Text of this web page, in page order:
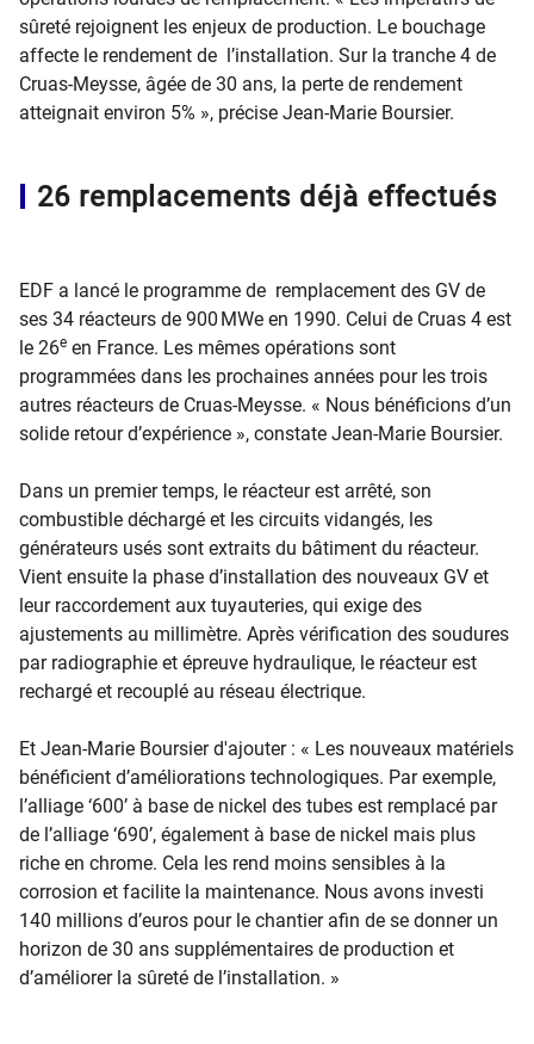
sûreté rejoignent les enjeux de production. Le bouchage
affecte le rendement de l’installation. Sur la tranche 4 de
Cruas-Meysse, âgée de 30 ans, la perte de rendement
atteignait environ 5% », précise Jean-Marie Boursier.
26 remplacements déjà effectués
EDF a lancé le programme de remplacement des GV de
ses 34 réacteurs de 900 MWe en 1990. Celui de Cruas 4 est
le 26e en France. Les mêmes opérations sont
programmées dans les prochaines années pour les trois
autres réacteurs de Cruas-Meysse. « Nous bénéficions d’un
solide retour d’expérience », constate Jean-Marie Boursier.
Dans un premier temps, le réacteur est arrêté, son
combustible déchargé et les circuits vidangés, les
générateurs usés sont extraits du bâtiment du réacteur.
Vient ensuite la phase d’installation des nouveaux GV et
leur raccordement aux tuyauteries, qui exige des
ajustements au millimètre. Après vérification des soudures
par radiographie et épreuve hydraulique, le réacteur est
rechargé et recouplé au réseau électrique.
Et Jean-Marie Boursier d'ajouter : « Les nouveaux matériels
bénéficient d’améliorations technologiques. Par exemple,
l’alliage ‘600’ à base de nickel des tubes est remplacé par
de l’alliage ‘690’, également à base de nickel mais plus
riche en chrome. Cela les rend moins sensibles à la
corrosion et facilite la maintenance. Nous avons investi
140 millions d’euros pour le chantier afin de se donner un
horizon de 30 ans supplémentaires de production et
d’améliorer la sûreté de l’installation. »